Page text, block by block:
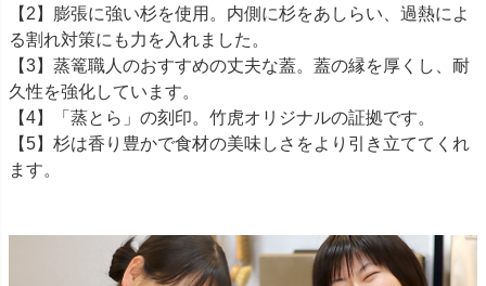
【2】膨張に強い杉を使用。内側に杉をあしらい、過熱によ
る割れ対策にも力を入れました。
【3】蒸篭職人のおすすめの丈夫な蓋。蓋の縁を厚くし、耐
久性を強化しています。
【4】「蒸とら」の刻印。竹虎オリジナルの証拠です。
【5】杉は香り豊かで食材の美味しさをより引き立ててくれ
ます。